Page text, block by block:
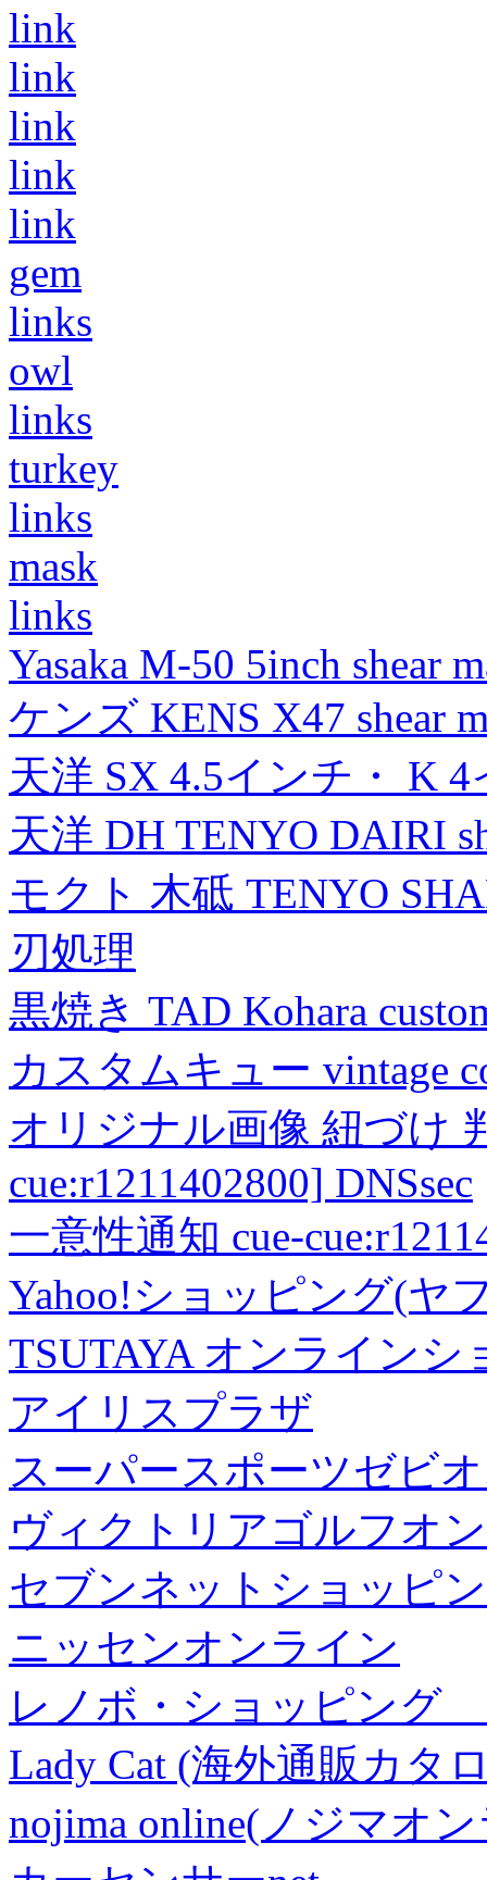
link
link
link
link
link
gem
links
owl
links
turkey
links
mask
links
Yasaka M-50 5inch shear
ケンズ KENS X47 shear
天洋 SX 4.5インチ・ K
天洋 DH TENYO DAIRI
モクト 木砥 TENYO
刃処理
黒焼き TAD Kohara
カスタムキュー vintage
オリジナル画像 紐づけ
cue:r1211402800] DNSsec
一意性通知 cue-
Yahoo!ショッピング(ヤ
TSUTAYA オンラインシ
アイリスプラザ
スーパースポーツゼビ
ヴィクトリアゴルフオ
セブンネットショッピ
ニッセンオンライン
レノボ・ショッピング
Lady Cat (海外通販カタ
nojima online(ノジマオ